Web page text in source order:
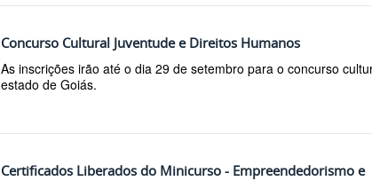
Concurso Cultural Juventude e Direitos Humanos
As inscrições irão até o dia 29 de setembro para o concurso
estado de Goiás.
Certificados Liberados do Minicurso - Empreendedorismo e